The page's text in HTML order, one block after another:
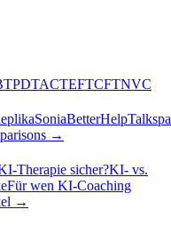
PDTACTEFTCFTNVC
SoniaBetterHelp
→
Therapie sicher?KI- vs.
Für wen KI-Coaching
→